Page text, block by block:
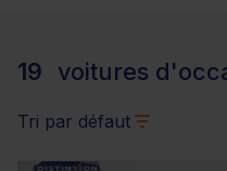
19 voitures
Tri par défaut